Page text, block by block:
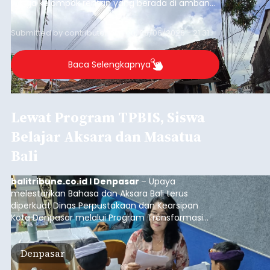
warga kelompok rentan yang berada di ambang
garis kemiskinan. Langkah strategis ini diambil
guna menjaga masyarakat yang berada pada
kelompok desil 5 dan 6 tersebut agar tidak
merosot ke kategori miskin.
Submitted by contributor Thu, 08/06/2026 - 21:31
Baca Selengkapnya
Lewat Program TPBIS, Siswa
Belajar Aksara dan Masatua
Bali
balitribune.co.id I Denpasar – Upaya
melestarikan Bahasa dan Aksara Bali terus
diperkuat Dinas Perpustakaan dan Kearsipan
Kota Denpasar melalui Program Transformasi
Perpustakaan Berbasis Inklusi Sosial (TPBIS).
Tahun ini, sebanyak 63 siswa kelas IV dan V SD
Negeri 17 Dangin Puri mendapat pelatihan
menulis Aksara Bali serta Masatua atau
Denpasar